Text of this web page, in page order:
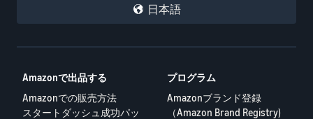
日本語
Amazonで出品する
Amazonでの販売方法
スタートダッシュ成功パッ
プログラム
Amazonブランド登録
（Amazon Brand Registry)